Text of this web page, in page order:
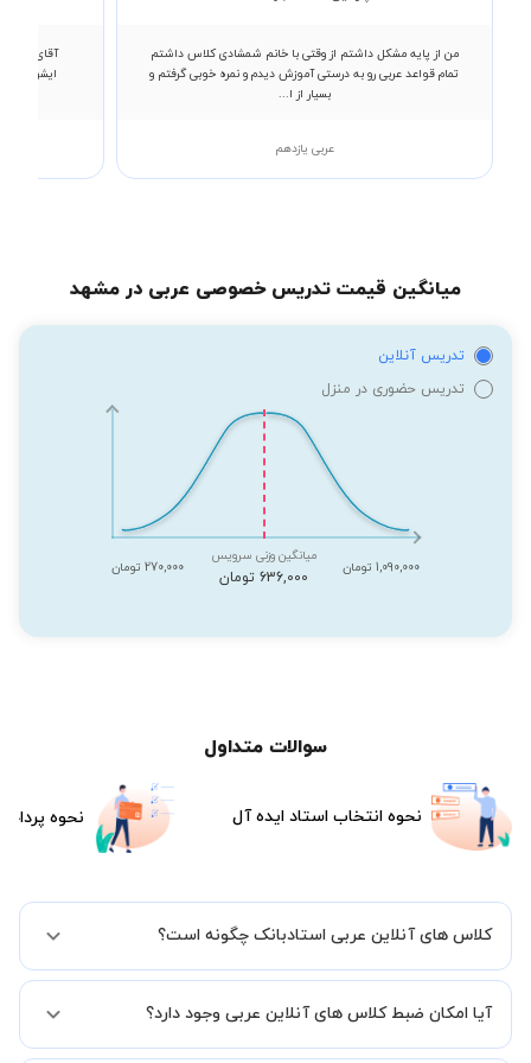
من از پایه مشکل داشتم از وقتی با خانم شمشادی کلاس داشتم
تمام قواعد عربی رو به درستی آموزش دیدم و نمره خوبی گرفتم و
بسیار از ا...
عربی یازدهم
آقای
ایشون
میانگین قیمت تدریس خصوصی عربی در مشهد
تدریس آنلاین
تدریس حضوری در منزل
1,090,000 تومان
میانگین وزنی سرویس
636,000 تومان
270,000 تومان
سوالات متداول
نحوه انتخاب استاد ایده آل نحوه
کلاس های آنلاین عربی استادبانک چگونه است؟
شما میدهیم که استاد شما پیش از جلسه تمامی موارد لازم برای برگزاری
آیا امکان ضبط کلاس های آنلاین عربی وجود دارد؟